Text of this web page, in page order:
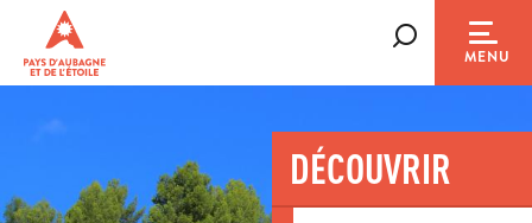
contenu
MENU
DÉCOUVRIR